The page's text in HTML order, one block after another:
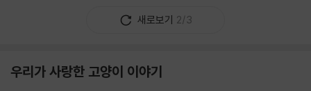
새로보기 2/3
우리가 사랑한 고양이 이야기